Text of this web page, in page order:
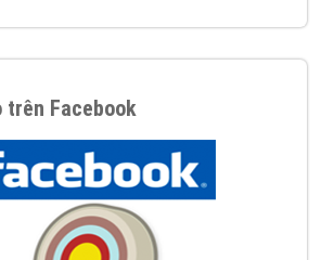
trên Facebook